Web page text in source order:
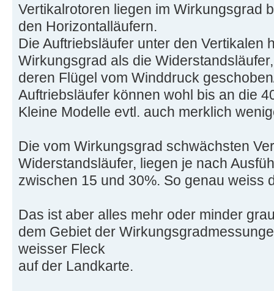
Vertikalrotoren liegen im Wirkungsgrad
den Horizontalläufern.
Die Auftriebsläufer unter den Vertikalen
Wirkungsgrad als die Widerstandsläufer,
deren Flügel vom Winddruck
Auftriebsläufer können wohl bis an die
Kleine Modelle evtl. auch merklich
Die vom Wirkungsgrad schwächsten
Widerstandsläufer, liegen je nach
zwischen 15 und 30%. So genau weiss
Das ist aber alles mehr oder minder
dem Gebiet der
weisser Fleck
auf der Landkarte.